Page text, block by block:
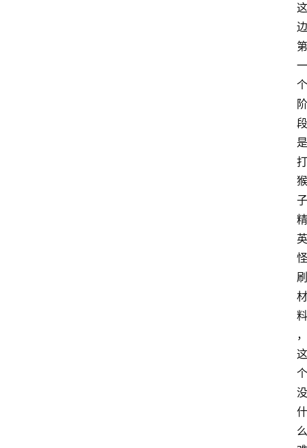
这
边
第
一
个
阶
段
是
打
猴
子
精
英
怪
刷
材
料
，
这
个
没
什
么